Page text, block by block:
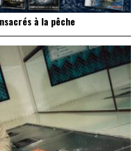
à la pêche